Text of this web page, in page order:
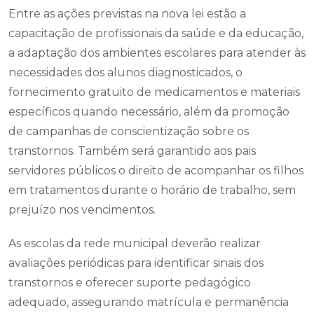
Entre as ações previstas na nova lei estão a
capacitação de profissionais da saúde e da educação,
a adaptação dos ambientes escolares para atender às
necessidades dos alunos diagnosticados, o
fornecimento gratuito de medicamentos e materiais
específicos quando necessário, além da promoção
de campanhas de conscientização sobre os
transtornos. Também será garantido aos pais
servidores públicos o direito de acompanhar os filhos
em tratamentos durante o horário de trabalho, sem
prejuízo nos vencimentos.
As escolas da rede municipal deverão realizar
avaliações periódicas para identificar sinais dos
transtornos e oferecer suporte pedagógico
adequado, assegurando matrícula e permanência